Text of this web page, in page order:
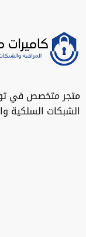
متجر متخصص في
الشبكات السلكية